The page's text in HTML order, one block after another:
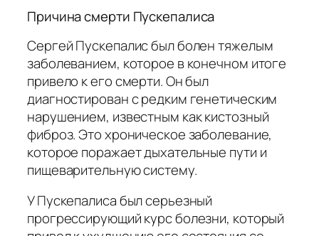
Причина смерти Пускепалиса
Сергей Пускепалис был болен тяжелым
заболеванием, которое в конечном итоге
привело к его смерти. Он был
диагностирован с редким генетическим
нарушением, известным как кистозный
фиброз. Это хроническое заболевание,
которое поражает дыхательные пути и
пищеварительную систему.
У Пускепалиса был серьезный
прогрессирующий курс болезни, который